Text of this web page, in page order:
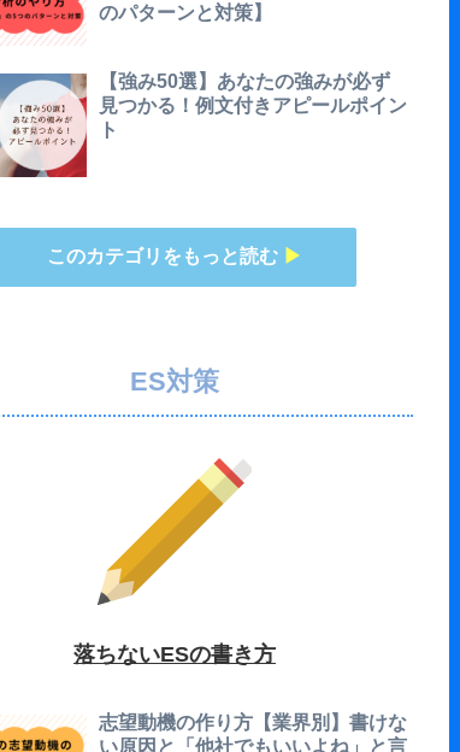
のパターンと対策】
【強み50選】あなたの強みが必ず
見つかる！例文付きアピールポイン
ト
このカテゴリをもっと読む ▶
ES対策
落ちないESの書き方
志望動機の作り方【業界別】書けな
い原因と「他社でもいいよね」と言